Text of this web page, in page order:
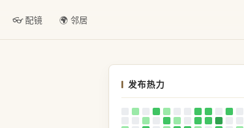
👓 配镜 🌍 邻居
发布热力